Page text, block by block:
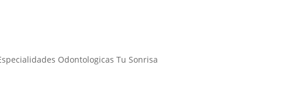
Odontologicas Tu Sonrisa